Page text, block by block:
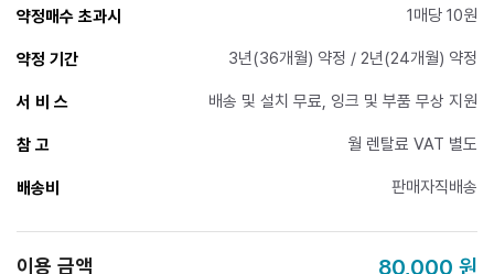
이용 금액 80,000 원
약정매수 초과시 1매당 10원
약정 기간 3년(36개월) 약정 / 2년(24개월) 약정
서 비 스 배송 및 설치 무료, 잉크 및 부품 무상 지원
참 고 월 렌탈료 VAT 별도
배송비 판매자직배송